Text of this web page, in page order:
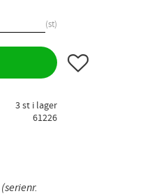
st
Lägg till i favoriter
3 st i lager
61226
(serienr.